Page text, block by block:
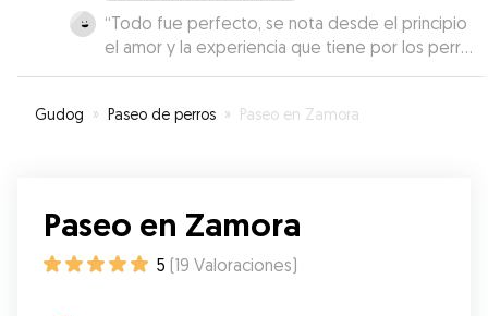
“Todo fue perfecto, se nota desde el principio
el amor y la experiencia que tiene por los perros
y eso me dio desde el principio mucha
amable y profesional.”
Gudog » Paseo de perros » Paseo en Zamora
Paseo en Zamora
5 (19 Valoraciones)